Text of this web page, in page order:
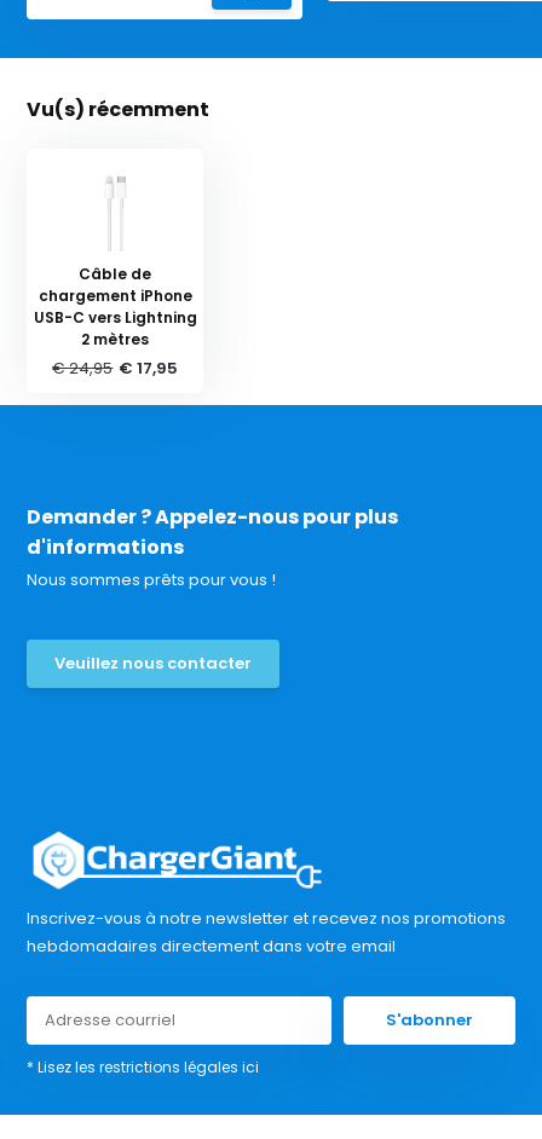
Vu(s) récemment
Câble de
chargement iPhone
USB-C vers Lightning
2 mètres
€ 24,95 € 17,95
Demander ? Appelez-nous pour plus
d'informations
Nous sommes prêts pour vous !
Veuillez nous contacter
Inscrivez-vous à notre newsletter et recevez nos promotions
hebdomadaires directement dans votre email
S'abonner
* Lisez les restrictions légales ici